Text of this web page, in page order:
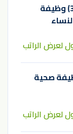
شركة النهدي الطبية تعلن (37) وظيفة
لعرض الراتب
تعلن (27) وظيفة صحية
لعرض الراتب